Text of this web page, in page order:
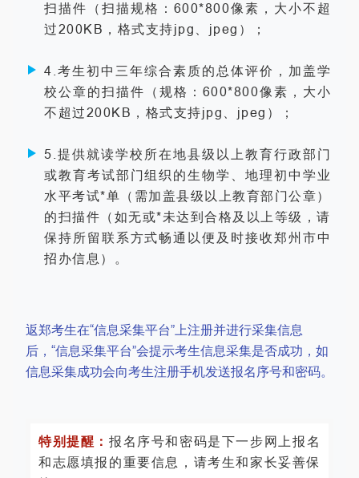
扫描件（扫描规格：600*800像素，大小不超
过200KB，格式支持jpg、jpeg）；
4.考生初中三年综合素质的总体评价，加盖学
校公章的扫描件（规格：600*800像素，大小
不超过200KB，格式支持jpg、jpeg）；
5.提供就读学校所在地县级以上教育行政部门
或教育考试部门组织的生物学、地理初中学业
水平考试*单（需加盖县级以上教育部门公章）
的扫描件（如无或*未达到合格及以上等级，请
保持所留联系方式畅通以便及时接收郑州市中
招办信息）。
返郑考生在“信息采集平台”上注册并进行采集信息
后，“信息采集平台”会提示考生信息采集是否成功，如
信息采集成功会向考生注册手机发送报名序号和密码。
特别提醒：报名序号和密码是下一步网上报名
和志愿填报的重要信息，请考生和家长妥善保